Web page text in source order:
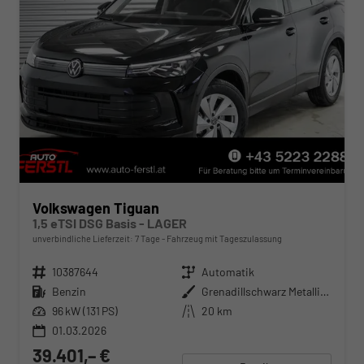
Volkswagen Tiguan
1,5 eTSI DSG Basis - LAGER
unverbindliche Lieferzeit: 7 Tage Fahrzeug mit Tageszulassung
Fahrzeugnr. 10387644 Getriebe Automatik
Kraftstoff Benzin Außenfarbe
Grenadillschwarz Metallic (0E)
Leistung 96 kW (131 PS) Kilometerstand 20 km
01.03.2026
39.401,– €